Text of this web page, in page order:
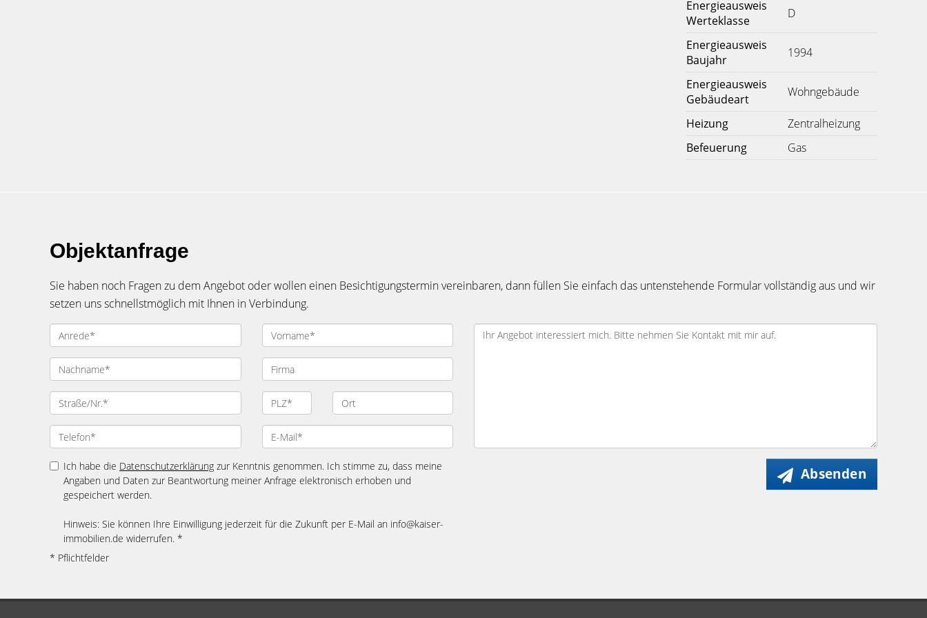
Energieausweis
Werteklasse
D
Energieausweis
Baujahr
1994
Energieausweis
Gebäudeart
Wohngebäude
Heizung
Zentralheizung
Befeuerung
Gas
Objektanfrage
Sie haben noch Fragen zu dem Angebot oder wollen einen Besichtigungstermin vereinbaren, dann füllen Sie einfach das untenstehende Formular vollständig aus und wir
setzen uns schnellstmöglich mit Ihnen in Verbindung.
Ich habe die Datenschutzerklärung zur Kenntnis genommen. Ich stimme zu, dass meine
Angaben und Daten zur Beantwortung meiner Anfrage elektronisch erhoben und
gespeichert werden.
Hinweis: Sie können Ihre Einwilligung jederzeit für die Zukunft per E-Mail an info@kaiser-
immobilien.de widerrufen. *
* Pflichtfelder
Absenden